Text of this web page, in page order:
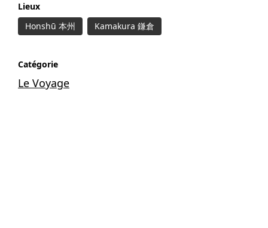
Lieux
Honshū 本州
Kamakura 鎌倉
Catégorie
Le Voyage